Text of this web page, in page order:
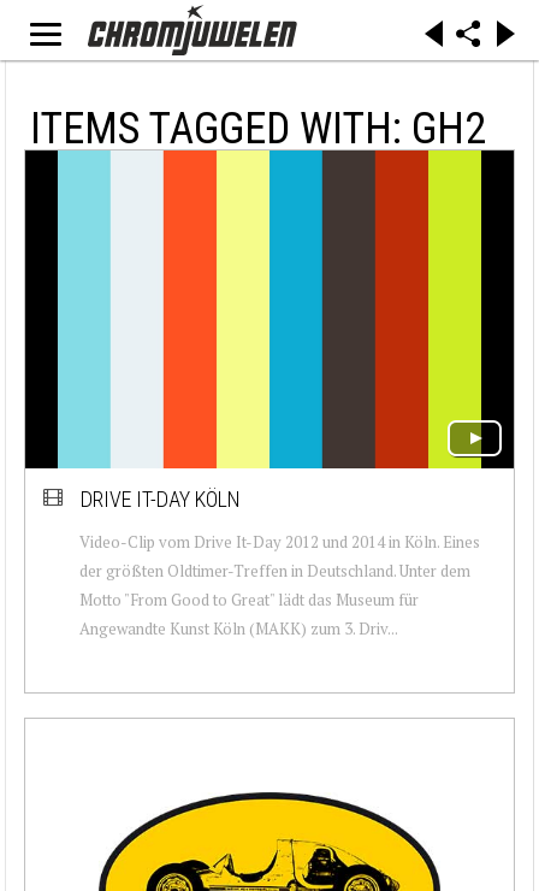
ITEMS TAGGED WITH: GH2
DRIVE IT-DAY KÖLN
Video-Clip vom Drive It-Day 2012 und 2014 in Köln. Eines
der größten Oldtimer-Treffen in Deutschland. Unter dem
Motto "From Good to Great" lädt das Museum für
Angewandte Kunst Köln (MAKK) zum 3. Driv...